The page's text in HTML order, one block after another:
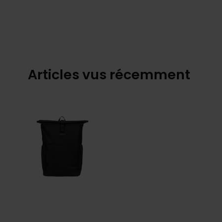
Articles vus récemment